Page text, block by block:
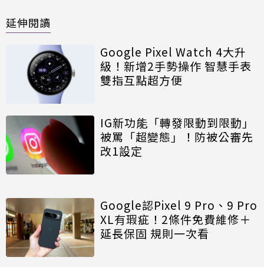
延伸閱讀
Google Pixel Watch 4大升
級！新增2手勢操作 智慧手表
雙指互點超方便
IG新功能「轉發限動到限動」
被罵「超變態」！防被公審先
改1設定
Google認Pixel 9 Pro、9 Pro
XL有瑕疵！2條件免費維修＋
延長保固 規則一次看